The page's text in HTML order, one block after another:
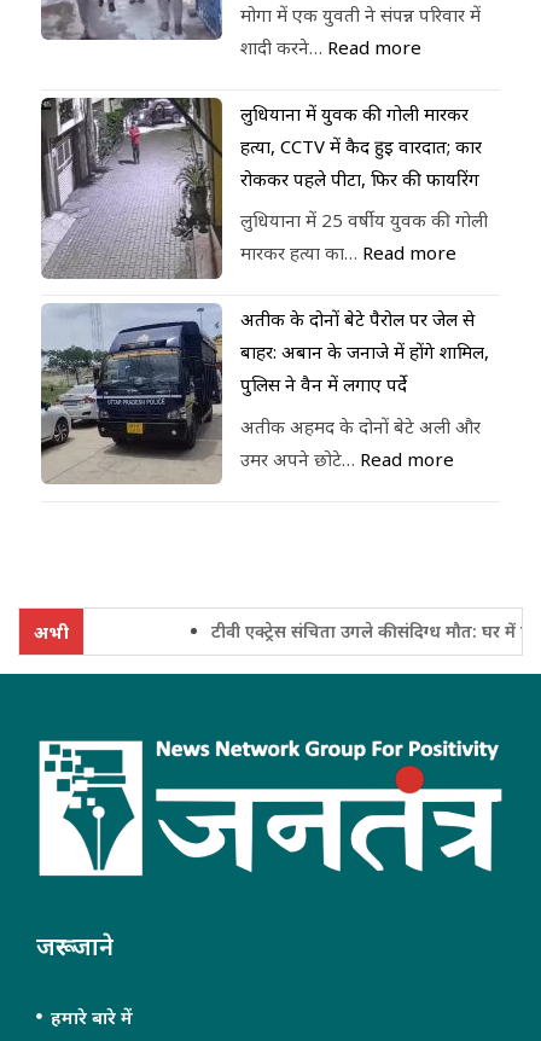
मोगा में एक युवती ने संपन्न परिवार में
शादी करने… Read more
लुधियाना में युवक की गोली मारकर
हत्या, CCTV में कैद हुई वारदात; कार
रोककर पहले पीटा, फिर की फायरिंग
लुधियाना में 25 वर्षीय युवक की गोली
मारकर हत्या का… Read more
अतीक के दोनों बेटे पैरोल पर जेल से
बाहर: अबान के जनाजे में होंगे शामिल,
पुलिस ने वैन में लगाए पर्दे
अतीक अहमद के दोनों बेटे अली और
उमर अपने छोटे… Read more
अभी टीवी एक्ट्रेस संचिता उगले की संदिग्ध मौत: घर में फंदे
जरूर जाने
हमारे बारे में